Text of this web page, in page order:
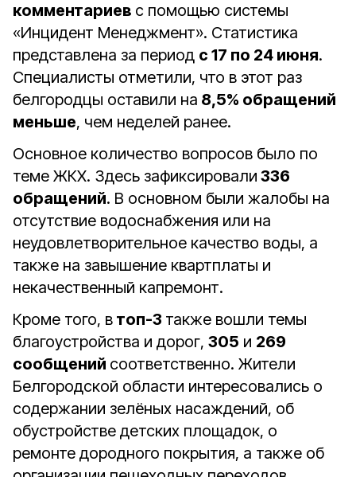
комментариев с помощью системы
«Инцидент Менеджмент». Статистика
представлена за период с 17 по 24 июня.
Специалисты отметили, что в этот раз
белгородцы оставили на 8,5% обращений
меньше, чем неделей ранее.
Основное количество вопросов было по
теме ЖКХ. Здесь зафиксировали 336
обращений. В основном были жалобы на
отсутствие водоснабжения или на
неудовлетворительное качество воды, а
также на завышение квартплаты и
некачественный капремонт.
Кроме того, в топ-3 также вошли темы
благоустройства и дорог, 305 и 269
сообщений соответственно. Жители
Белгородской области интересовались о
содержании зелёных насаждений, об
обустройстве детских площадок, о
ремонте дородного покрытия, а также об